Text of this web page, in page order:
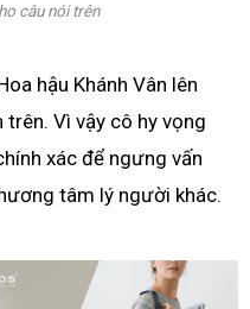
câu nói trên
hậu Khánh Vân lên
Vì vậy cô hy vọng
xác để ngưng vấn
tâm lý người khác.